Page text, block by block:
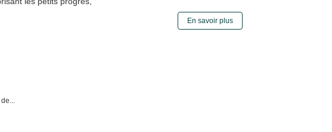
En savoir plus